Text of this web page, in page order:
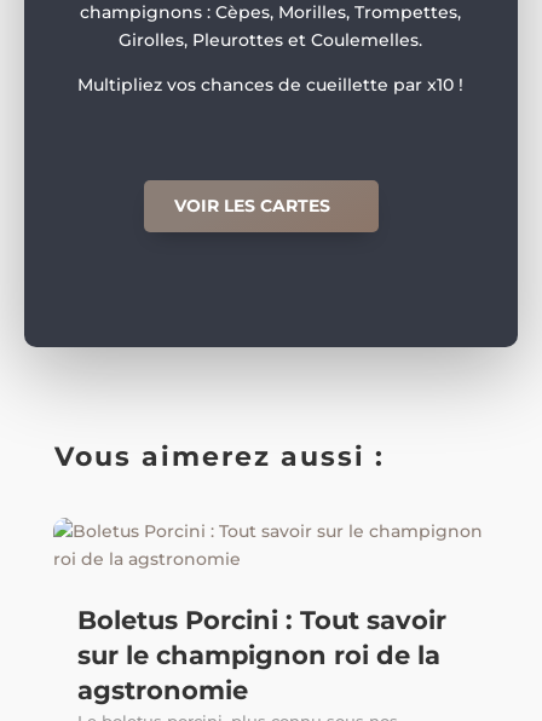
champignons : Cèpes, Morilles, Trompettes,
Girolles, Pleurottes et Coulemelles.
Multipliez vos chances de cueillette par x10 !
VOIR LES CARTES
Vous aimerez aussi :
Boletus Porcini : Tout savoir
sur le champignon roi de la
agstronomie